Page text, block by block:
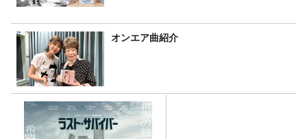
オンエア曲紹介